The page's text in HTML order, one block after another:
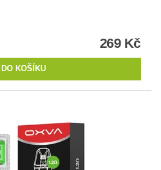
269 Kč